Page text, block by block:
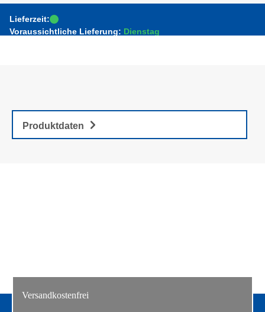
Lieferzeit:
Voraussichtliche Lieferung: Dienstag
Produktdaten
Versandkostenfrei